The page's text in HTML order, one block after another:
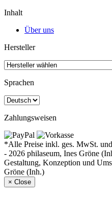
Inhalt
Über uns
Hersteller
Sprachen
Zahlungsweisen
*Alle Preise inkl. ges. MwSt.
- 2026 philaseum, Ines Gröne
Gestaltung, Konzeption und
Gröne (Inh.)
× Close